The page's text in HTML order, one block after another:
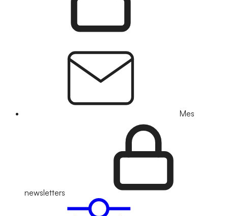
Mes
newsletters